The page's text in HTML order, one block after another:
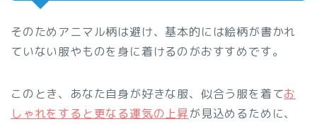
そのためアニマル柄は避け、基本的には絵柄が書かれ
ていない服やものを身に着けるのがおすすめです。
このとき、あなた自身が好きな服、似合う服を着てお
しゃれをすると更なる運気の上昇が見込めるために、